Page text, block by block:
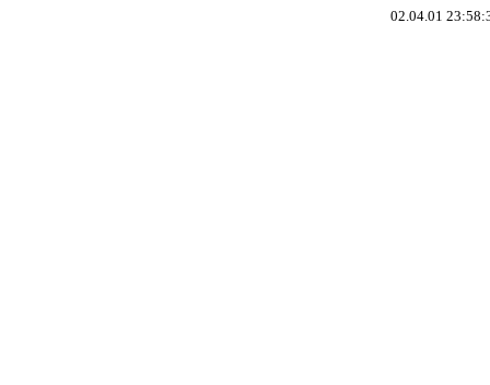
02.04.01